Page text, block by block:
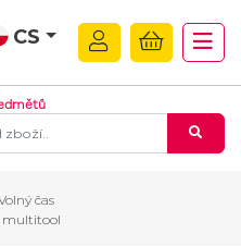
CS
čas
multitool